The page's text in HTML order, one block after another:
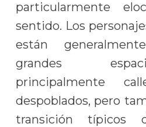
particularmente
sentido. Los
están
grandes
principalmente
despoblados, pero
transición típicos